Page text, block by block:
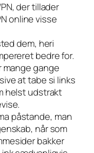
der tillader
online visse
dem, heri
bedre for.
gange
at tabe si links
helst udstrakt
påstande, man
når som
bakker